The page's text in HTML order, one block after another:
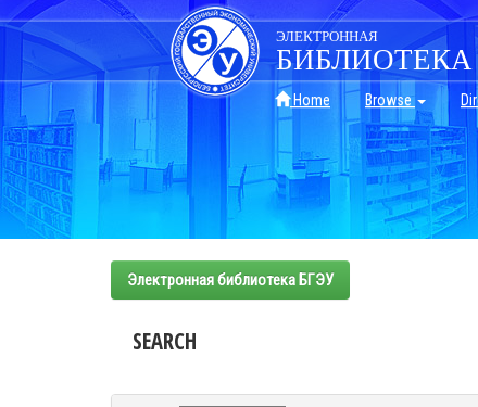
Skip
navigation
ЭЛЕКТРОННАЯ
БИБЛИОТЕКА
Home Browse
Электронная библиотека БГЭУ
SEARCH